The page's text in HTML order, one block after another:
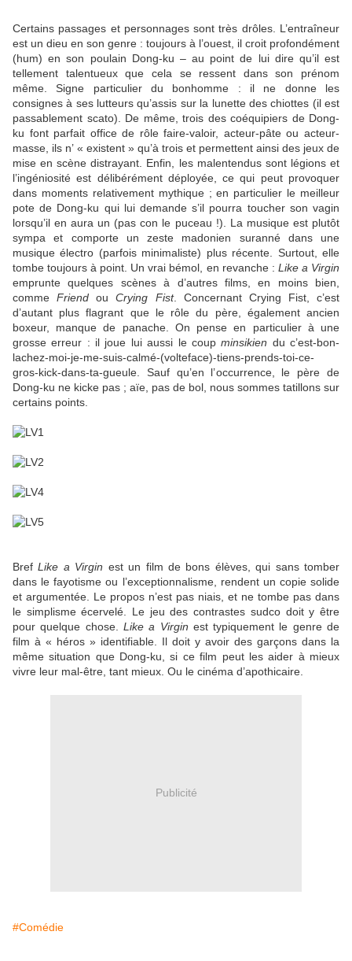
Certains passages et personnages sont très drôles. L’entraîneur
est un dieu en son genre : toujours à l’ouest, il croit profondément
(hum) en son poulain Dong-ku – au point de lui dire qu’il est
tellement talentueux que cela se ressent dans son prénom
même. Signe particulier du bonhomme : il ne donne les
consignes à ses lutteurs qu’assis sur la lunette des chiottes (il est
passablement scato). De même, trois des coéquipiers de Dong-
ku font parfait office de rôle faire-valoir, acteur-pâte ou acteur-
masse, ils n’ « existent » qu’à trois et permettent ainsi des jeux de
mise en scène distrayant. Enfin, les malentendus sont légions et
l’ingéniosité est délibérément déployée, ce qui peut provoquer
dans moments relativement mythique ; en particulier le meilleur
pote de Dong-ku qui lui demande s’il pourra toucher son vagin
lorsqu’il en aura un (pas con le puceau !). La musique est plutôt
sympa et comporte un zeste madonien suranné dans une
musique électro (parfois minimaliste) plus récente. Surtout, elle
tombe toujours à point. Un vrai bémol, en revanche : Like a Virgin
emprunte quelques scènes à d’autres films, en moins bien,
commeFriend ouCrying Fist. Concernant Crying Fist, c’est
d’autant plus flagrant que le rôle du père, également ancien
boxeur, manque de panache. On pense en particulier à une
grosse erreur : il joue lui aussi le coupminsikien du c’est-bon-
lachez-moi-je-me-suis-calmé-(volteface)-tiens-prends-toi-ce-
gros-kick-dans-ta-gueule. Sauf qu’en l’occurrence, le père de
Dong-ku ne kicke pas ; aïe, pas de bol, nous sommes tatillons sur
certains points.
BrefLike a Virgin est un film de bons élèves, qui sans tomber
dans le fayotisme ou l’exceptionnalisme, rendent un copie solide
et argumentée. Le propos n’est pas niais, et ne tombe pas dans
le simplisme écervelé. Le jeu des contrastes sudco doit y être
pour quelque chose. Like a Virgin est typiquement le genre de
film à « héros » identifiable. Il doit y avoir des garçons dans la
même situation que Dong-ku, si ce film peut les aider à mieux
vivre leur mal-être, tant mieux. Ou le cinéma d’apothicaire.
Publicité
#Comédie